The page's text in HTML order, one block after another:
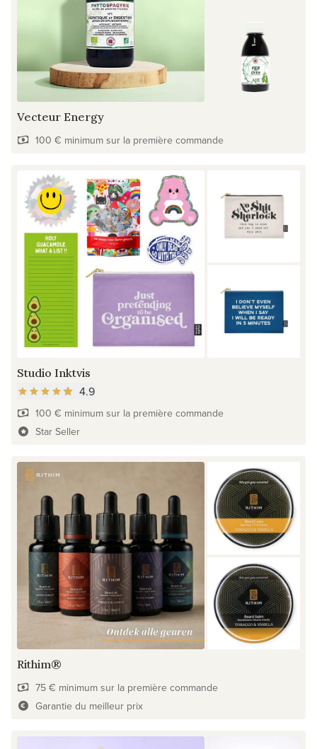
Vecteur Energy
100 € minimum sur la première commande
Studio Inktvis
4.9
100 € minimum sur la première commande
Star Seller
Rithim®
75 € minimum sur la première commande
Garantie du meilleur prix